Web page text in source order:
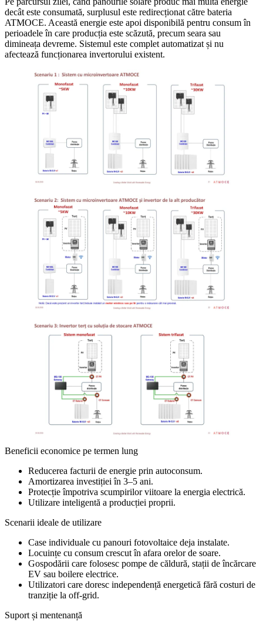
decât este consumată, surplusul este redirecționat către bateria
ATMOCE. Această energie este apoi disponibilă pentru consum în
perioadele în care producția este scăzută, precum seara sau
dimineața devreme. Sistemul este complet automatizat și nu
afectează funcționarea invertorului existent.
Beneficii economice pe termen lung
Reducerea facturii de energie prin autoconsum.
Amortizarea investiției în 3–5 ani.
Protecție împotriva scumpirilor viitoare la energia electrică.
Utilizare inteligentă a producției proprii.
Scenarii ideale de utilizare
Case individuale cu panouri fotovoltaice deja instalate.
Locuințe cu consum crescut în afara orelor de soare.
Gospodării care folosesc pompe de căldură, stații de încărcare
EV sau boilere electrice.
Utilizatori care doresc independență energetică fără costuri de
tranziție la off-grid.
Suport și mentenanță